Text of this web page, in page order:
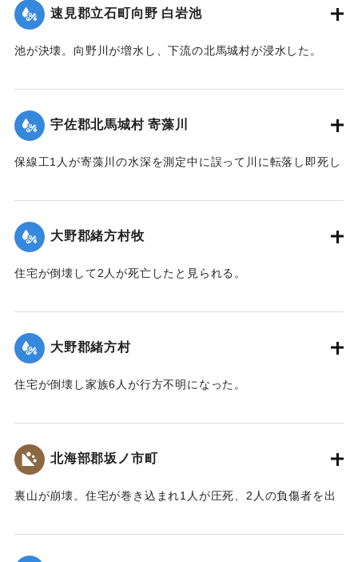
会）】
｜固有コード:00481027
速見郡立石町向野 白岩池
池が決壊。向野川が増水し、下流の北馬城村が浸水した。
｜固有コード:00481028
宇佐郡北馬城村 寄藻川
保線工1人が寄藻川の水深を測定中に誤って川に転落し即死し
｜固有コード:
大野郡緒方村牧
住宅が倒壊して2人が死亡したと見られる。
｜固有コード:00481022
大野郡緒方村
住宅が倒壊し家族6人が行方不明になった。
｜固有コード: 00481023
北海部郡坂ノ市町
裏山が崩壊。住宅が巻き込まれ1人が圧死、2人の負傷者を出